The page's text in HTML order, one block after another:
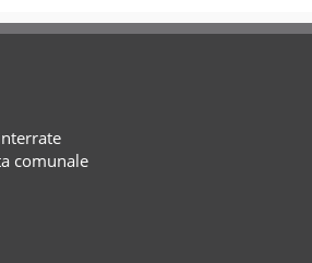
comunale